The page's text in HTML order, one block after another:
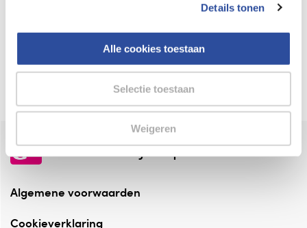
Details tonen
Alle cookies toestaan
Selectie toestaan
Weigeren
Altijd onze folder bij de hand
Check onze folders ⁠bij AlleFolders.
de vriendelijke specialist
Algemene voorwaarden
Cookieverklaring